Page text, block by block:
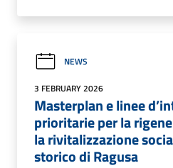
NEWS
3 FEBRUARY 2026
Masterplan e linee
prioritarie per la
la rivitalizzazione
storico di Ragusa